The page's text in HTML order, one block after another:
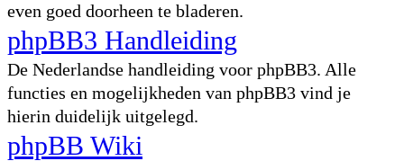
even goed doorheen te bladeren.
phpBB3 Handleiding
De Nederlandse handleiding voor phpBB3. Alle
functies en mogelijkheden van phpBB3 vind je
hierin duidelijk uitgelegd.
phpBB Wiki